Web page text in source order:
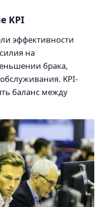
KPI
эффективности
на
брака,
KPI-
баланс между